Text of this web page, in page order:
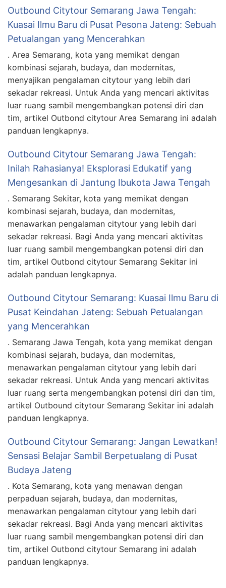
Outbound Citytour Semarang Jawa Tengah:
Kuasai Ilmu Baru di Pusat Pesona Jateng: Sebuah
Petualangan yang Mencerahkan
. Area Semarang, kota yang memikat dengan
kombinasi sejarah, budaya, dan modernitas,
menyajikan pengalaman citytour yang lebih dari
sekadar rekreasi. Untuk Anda yang mencari aktivitas
luar ruang sambil mengembangkan potensi diri dan
tim, artikel Outbond citytour Area Semarang ini adalah
panduan lengkapnya.
Outbound Citytour Semarang Jawa Tengah:
Inilah Rahasianya! Eksplorasi Edukatif yang
Mengesankan di Jantung Ibukota Jawa Tengah
. Semarang Sekitar, kota yang memikat dengan
kombinasi sejarah, budaya, dan modernitas,
menawarkan pengalaman citytour yang lebih dari
sekadar rekreasi. Bagi Anda yang mencari aktivitas
luar ruang sambil mengembangkan potensi diri dan
tim, artikel Outbond citytour Semarang Sekitar ini
adalah panduan lengkapnya.
Outbound Citytour Semarang: Kuasai Ilmu Baru di
Pusat Keindahan Jateng: Sebuah Petualangan
yang Mencerahkan
. Semarang Jawa Tengah, kota yang memikat dengan
kombinasi sejarah, budaya, dan modernitas,
menawarkan pengalaman citytour yang lebih dari
sekadar rekreasi. Untuk Anda yang mencari aktivitas
luar ruang serta mengembangkan potensi diri dan tim,
artikel Outbound citytour Semarang Sekitar ini adalah
panduan lengkapnya.
Outbound Citytour Semarang: Jangan Lewatkan!
Sensasi Belajar Sambil Berpetualang di Pusat
Budaya Jateng
. Kota Semarang, kota yang menawan dengan
perpaduan sejarah, budaya, dan modernitas,
menawarkan pengalaman citytour yang lebih dari
sekadar rekreasi. Bagi Anda yang mencari aktivitas
luar ruang sambil mengembangkan potensi diri dan
tim, artikel Outbond citytour Semarang ini adalah
panduan lengkapnya.